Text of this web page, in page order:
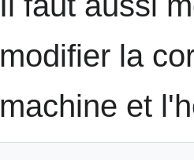
modifier la
machine et